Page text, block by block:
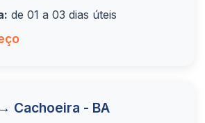
de 01 a 03 dias úteis
Cachoeira - BA